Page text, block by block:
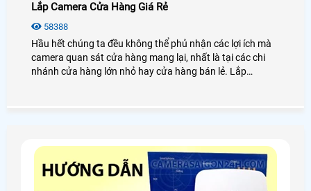
Lắp Camera Cửa Hàng Giá Rẻ
58388
Hầu hết chúng ta đều không thể phủ nhận các lợi ích mà
camera quan sát cửa hàng mang lại, nhất là tại các chi
nhánh cửa hàng lớn nhỏ hay cửa hàng bán lẻ. Lắp